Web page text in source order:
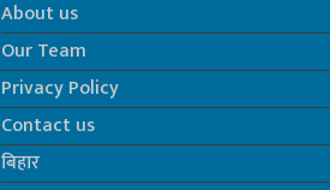
About us
Our Team
Privacy Policy
Contact us
बिहार